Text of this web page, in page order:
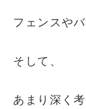
フェンスや
そして、
あまり深く